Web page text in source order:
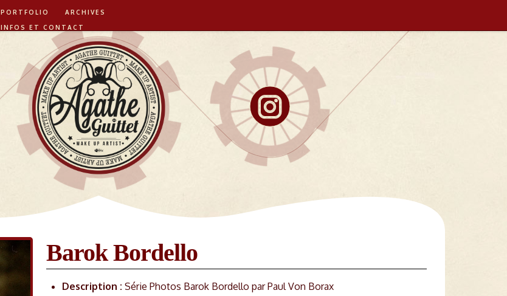
PORTFOLIO ARCHIVES
INFOS ET CONTACT
Barok Bordello
Description :Série Photos Barok Bordello par Paul Von Borax